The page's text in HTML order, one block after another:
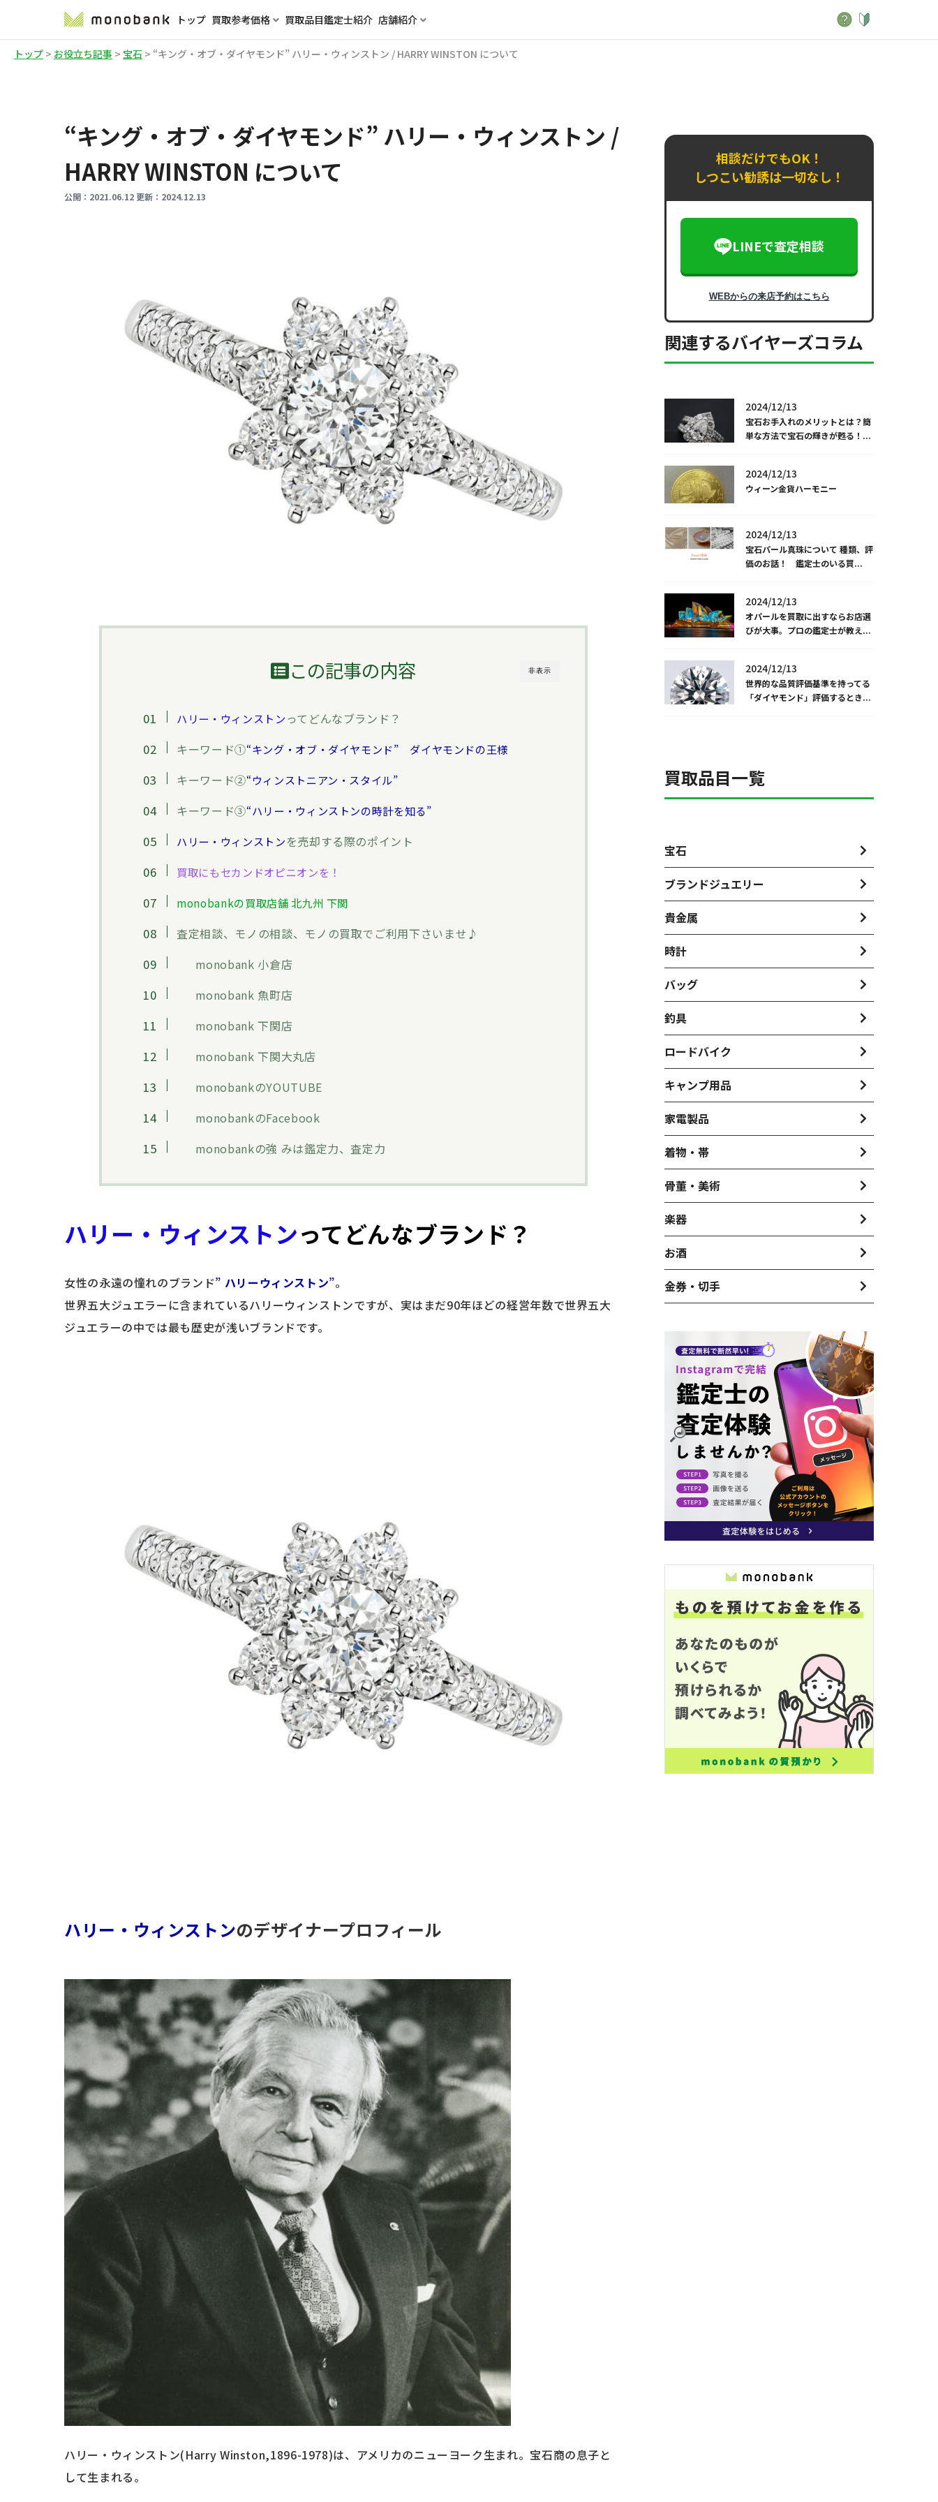
トップ 買取参考価格 買取品目鑑定士紹介 店舗紹介
トップ > お役立ち記事 > 宝石 > “キング・オブ・ダイヤモンド” ハリー・ウィンストン / HARRY WINSTON について
“キング・オブ・ダイヤモンド” ハリー・ウィンストン /
HARRY WINSTON について
公開： 2021.06.12 更新： 2024.12.13
非表示
この記事の内容
ハリー・ウィンストンってどんなブランド？
キーワード①“キング・オブ・ダイヤモンド” ダイヤモンドの王様
キーワード②“ウィンストニアン・スタイル”
キーワード③“ハリー・ウィンストンの時計を知る”
ハリー・ウィンストンを売却する際のポイント
買取にもセカンドオピニオンを！
monobankの買取店舗 北九州 下関
査定相談、モノの相談、モノの買取でご利用下さいませ♪
monobank 小倉店
monobank 魚町店
monobank 下関店
monobank 下関大丸店
monobankのYOUTUBE
monobankのFacebook
monobankの強 みは鑑定力、査定力
ハリー・ウィンストンってどんなブランド？
女性の永遠の憧れのブランド” ハリーウィンストン”。
世界五大ジュエラーに含まれているハリーウィンストンですが、実はまだ90年ほどの経営年数で世界五大
ジュエラーの中では最も歴史が浅いブランドです。
ハリー・ウィンストンのデザイナープロフィール
ハリー・ウィンストン(Harry Winston,1896-1978)は、アメリカのニューヨーク生まれ。宝石商の息子と
して生まれる。
相談だけでもOK！
しつこい勧誘は一切なし！
LINEで査定相談
WEBからの来店予約はこちら
関連するバイヤーズコラム
2024/12/13
宝石お手入れのメリットとは？簡
単な方法で宝石の輝きが甦る！...
2024/12/13
ウィーン金貨ハーモニー
2024/12/13
宝石パール真珠について 種類、評
価のお話！ 鑑定士のいる買...
2024/12/13
オパールを買取に出すならお店選
びが大事。プロの鑑定士が教え...
2024/12/13
世界的な品質評価基準を持ってる
「ダイヤモンド」評価するとき...
買取品目一覧
宝石
ブランドジュエリー
貴金属
時計
バッグ
釣具
ロードバイク
キャンプ用品
家電製品
着物・帯
骨董・美術
楽器
お酒
金券・切手